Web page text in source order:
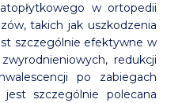
w ortopedii
takich jak uszkodzenia
szczególnie efektywne w
redukcji
po zabiegach
szczególnie polecana